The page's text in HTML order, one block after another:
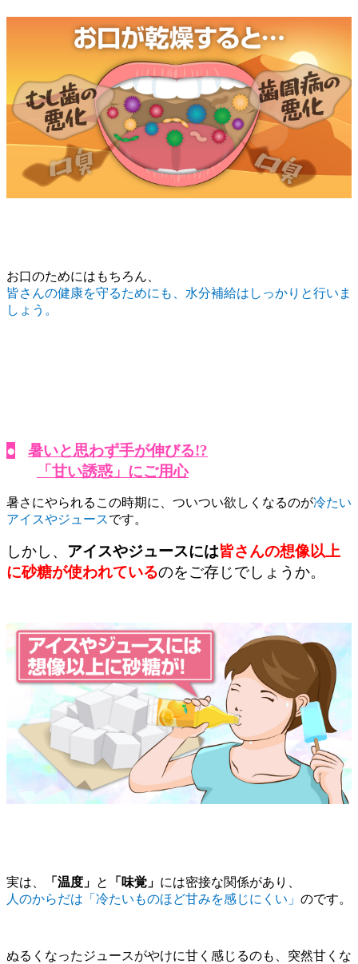
お口のためにはもちろん、
皆さんの健康を守るためにも、水分補給はしっかりと行いま
しょう。
●
暑いと思わず手が伸びる!?
「甘い誘惑」にご用心
暑さにやられるこの時期に、ついつい欲しくなるのが冷たい
アイスやジュースです。
しかし、 アイスやジュースには皆さんの想像以上
に砂糖が使われているのをご存じでしょうか。
実は、 「温度」 と 「味覚」 には密接な関係があり、
人のからだは「冷たいものほど甘みを感じにくい」 のです。
ぬるくなったジュースがやけに甘く感じるのも、突然甘くな